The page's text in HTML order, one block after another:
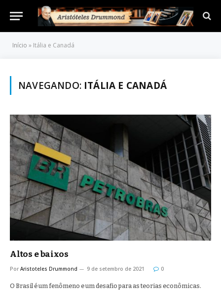
Início » Itália e Canadá
NAVEGANDO: ITÁLIA E CANADÁ
Altos e baixos
Por Aristoteles Drummond 9 de setembro de 2021 0
O Brasil é um fenômeno e um desafio para as teorias econômicas.